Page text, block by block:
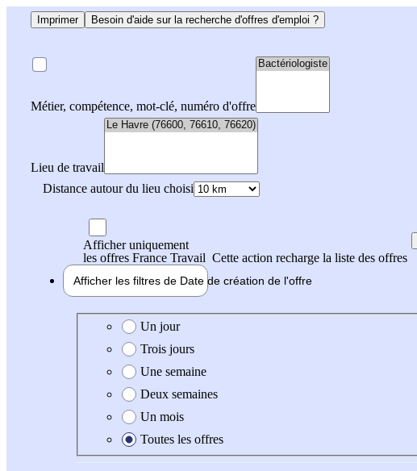
Imprimer Besoin d'aide sur la recherche d'offres d'emploi ?
Métier, compétence, mot-clé, numéro d'offre
Lieu de travail
Distance autour du lieu choisi
Afficher uniquement
les offres France Travail Cette action recharge la liste des offres
Afficher les filtres de Date de création de l'offre
Date de création de l'offre
Un jour
Trois jours
Une semaine
Deux semaines
Un mois
Toutes les offres